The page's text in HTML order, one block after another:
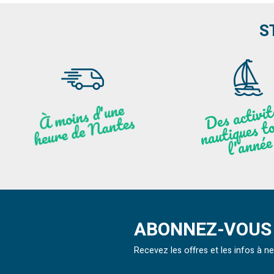
À
moi
ns
d'u
ne
heu
re
de
N
a
ntes quesnée
ABONNEZ-
Recevez les offres et les infos à